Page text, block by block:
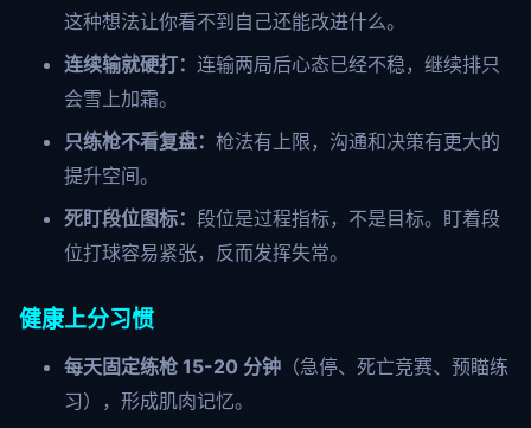
这种想法让你看不到自己还能改进什么。
连续输就硬打： 连输两局后心态已经不稳，继续排只
会雪上加霜。
只练枪不看复盘： 枪法有上限，沟通和决策有更大的
提升空间。
死盯段位图标： 段位是过程指标，不是目标。盯着段
位打球容易紧张，反而发挥失常。
健康上分习惯
每天固定练枪 15-20 分钟（急停、死亡竞赛、预瞄练
习），形成肌肉记忆。